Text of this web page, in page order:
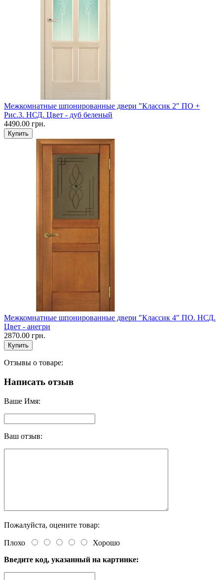
Межкомнатные шпонированные двери "Классик 2" ПО +
Рис.3. НСД. Цвет - дуб беленый
4490.00 грн.
Межкомнатные шпонированные двери "Классик 4" ПО. НСД.
Цвет - анегри
2870.00 грн.
Отзывы о товаре:
Написать отзыв
Ваше Имя:
Ваш отзыв:
Пожалуйста, оцените товар:
Плохо
Хорошо
Введите код, указанный на картинке: